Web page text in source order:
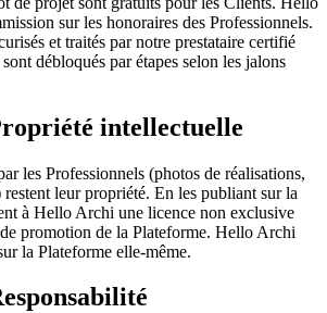
sur les honoraires des Professionnels.
et traités par notre prestataire certifié
débloqués par étapes selon les jalons
intellectuelle
les Professionnels (photos de réalisations,
restent leur propriété. En les publiant sur la
à Hello Archi une licence non exclusive
promotion de la Plateforme. Hello Archi
la Plateforme elle-même.